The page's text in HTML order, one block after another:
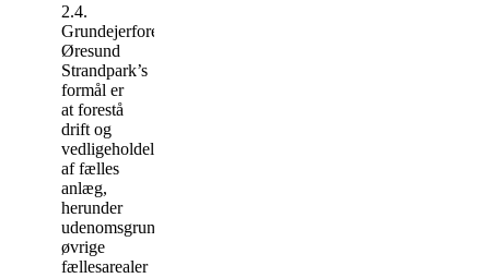
2.4.
Grundejerforeningen
Øresund
Strandpark’s
formål er
at forestå
drift og
vedligeholdelse
af fælles
anlæg,
herunder
udenomsgrundarealer,
øvrige
fællesarealer